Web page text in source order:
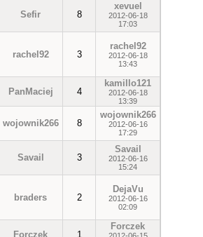
Sefir 8
xevuel
2012-06-18
17:03
rachel92 3
rachel92
2012-06-18
13:43
PanMaciej 4
kamillo121
2012-06-18
13:39
wojownik266 8
wojownik266
2012-06-16
17:29
Savail 3
Savail
2012-06-16
15:24
braders 2
DejaVu
2012-06-16
02:09
Forczek 1
Forczek